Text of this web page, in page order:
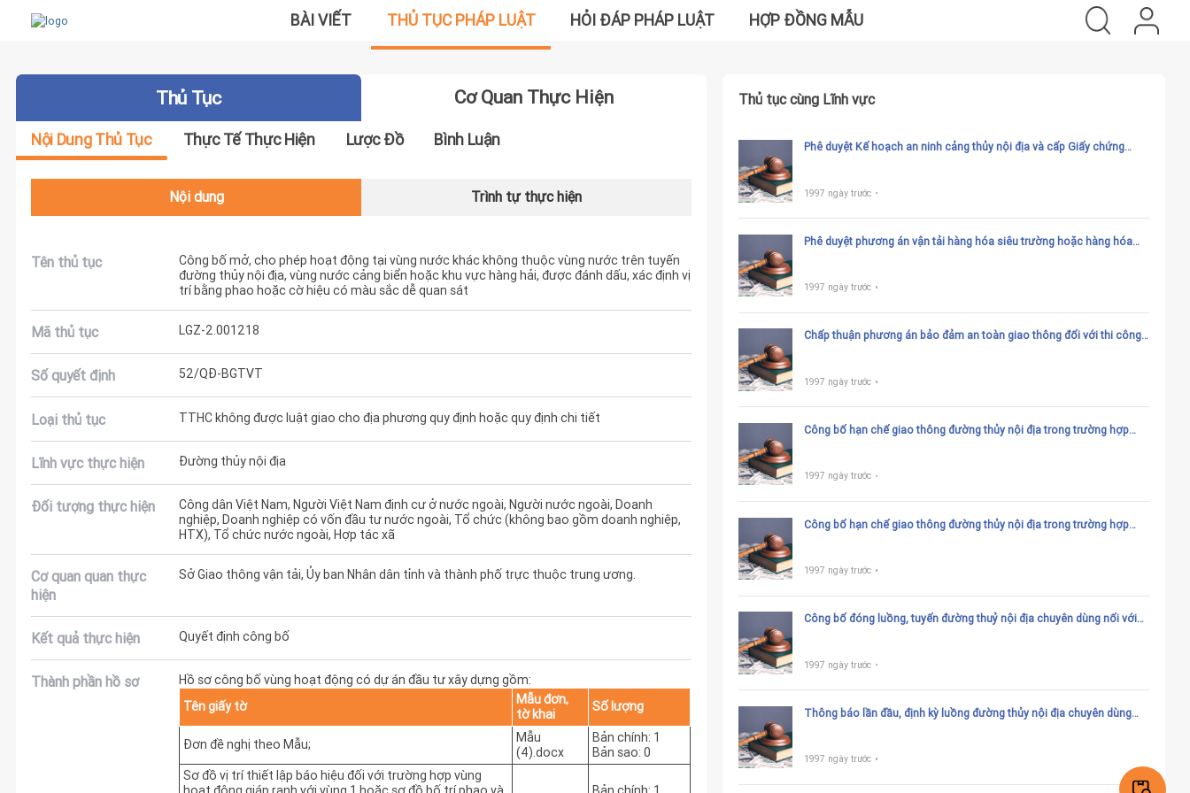
BÀI VIẾT THỦ TỤC PHÁP LUẬT HỎI ĐÁP PHÁP LUẬT HỢP ĐỒNG MẪU
Thủ Tục Cơ Quan Thực Hiện
Nội Dung Thủ Tục Thực Tế Thực Hiện Lược Đồ Bình Luận
Nội dung Trình tự thực hiện
Tên thủ tục
Công bố mở, cho phép hoạt động tại vùng nước khác không thuộc vùng nước trên tuyến
đường thủy nội địa, vùng nước cảng biển hoặc khu vực hàng hải, được đánh dấu, xác định vị
trí bằng phao hoặc cờ hiệu có màu sắc dễ quan sát
Mã thủ tục LGZ-2.001218
Số quyết định 52/QĐ-BGTVT
Loại thủ tục TTHC không được luật giao cho địa phương quy định hoặc quy định chi tiết
Lĩnh vực thực hiện Đường thủy nội địa
Đối tượng thực hiện
Công dân Việt Nam, Người Việt Nam định cư ở nước ngoài, Người nước ngoài, Doanh
nghiệp, Doanh nghiệp có vốn đầu tư nước ngoài, Tổ chức (không bao gồm doanh nghiệp,
HTX), Tổ chức nước ngoài, Hợp tác xã
Cơ quan quan thực
hiện
Sở Giao thông vận tải, Ủy ban Nhân dân tỉnh và thành phố trực thuộc trung ương.
Kết quả thực hiện Quyết định công bố
Thành phần hồ sơ
Hồ sơ công bố vùng hoạt động có dự án đầu tư xây dựng gồm:
Tên giấy tờ
Mẫu đơn,
tờ khai
Số lượng
Đơn đề nghị theo Mẫu;
Mẫu
(4).docx
Bản chính: 1
Bản sao: 0
Sơ đồ vị trí thiết lập báo hiệu đối với trường hợp vùng
Thủ tục cùng Lĩnh vực
Phê duyệt Kế hoạch an ninh cảng thủy nội địa và cấp Giấy chứng
1997 ngày trước
Phê duyệt phương án vận tải hàng hóa siêu trường hoặc hàng hóa
1997 ngày trước
Chấp thuận phương án bảo đảm an toàn giao thông đối với thi công
1997 ngày trước
Công bố hạn chế giao thông đường thủy nội địa trong trường hợp
1997 ngày trước
Công bố hạn chế giao thông đường thủy nội địa trong trường hợp
1997 ngày trước
Công bố đóng luồng, tuyến đường thuỷ nội địa chuyên dùng nối với
1997 ngày trước
Thông báo lần đầu, định kỳ luồng đường thủy nội địa chuyên dùng
1997 ngày trước